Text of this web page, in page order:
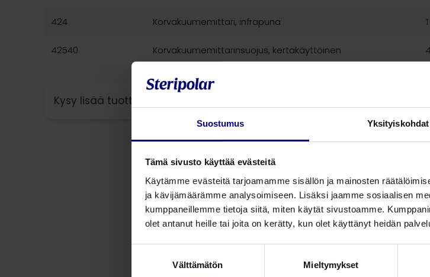
Suostumus Yksityiskohdat
Tämä sivusto käyttää evästeitä
Käytämme evästeitä tarjoamamme sisällön ja mainosten
ja kävijämäärämme analysoimiseen. Lisäksi jaamme sosiaalisen
kumppaneillemme tietoja siitä, miten käytät sivustoamme.
olet antanut heille tai joita on kerätty, kun olet käyttänyt heidän
Välttämätön Mieltymykset
424 Korvakuumemittari, infrapuna 1
42540 Korvakuumemittarinsuojus, kertakäyttöinen
Kysy lisää tuotteesta
Liittyvät